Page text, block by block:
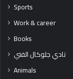
Sports
Work & career
Books
نادي جلوكال الفني
Animals